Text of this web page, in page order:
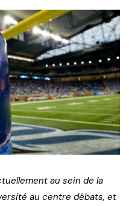
au sein de la
au centre débats, et